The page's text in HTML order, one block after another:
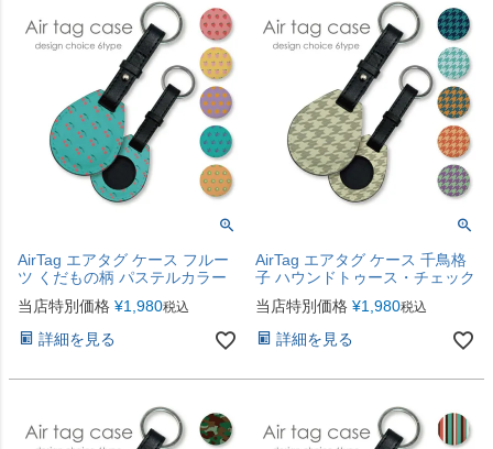
AirTag エアタグ ケース フルー
ツ くだもの柄 パステルカラー
当店特別価格 ¥1,980税込
詳細を見る
AirTag エアタグ ケース 千鳥格
子 ハウンドトゥース・チェック
当店特別価格 ¥1,980税込
詳細を見る